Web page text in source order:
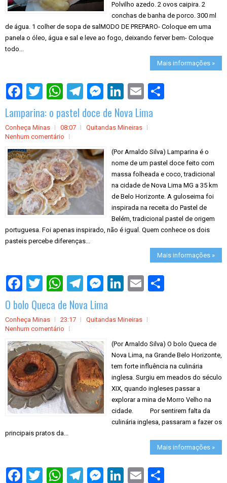
Polvilho azedo. 2 ovos caipira. 2
conchas de banha de porco. 300 ml
de água. 1 colher de sopa de salMODO DE PREPARO- Coloque em uma
panela o óleo, água e sal e leve ao fogo, deixando ferver bem- Coloque
todo...
Mais informações »
Lamparina: o pastel doce de Nova Lima
Conheça Minas 08:07
Quitandas Mineiras
Nenhum comentário
(Por Arnaldo Silva) Lamparina é o
nome de um pastel doce feito com
massa folheada e coco, tradicional
na cidade de Nova Lima MG a 35 km
de Belo Horizonte. A guloseima foi
inspirada na receita do Pastel de
Belém, tradicional pastel de origem
portuguesa. Foi apenas inspirado, não é igual. Quem conhece os dois
pasteis percebe diferenças...
Mais informações »
O bolo Queca de Nova Lima
Conheça Minas 23:17
Quitandas Mineiras
Nenhum comentário
(Por Arnaldo Silva) O bolo Queca de
Nova Lima, na Grande Belo Horizonte,
tem forte influência na culinária
inglesa. Surgiu em meados do século
XIX, quando ingleses passar a
explorar a mina de Morro Velho na
cidade. Por sentirem falta da
culinária inglesa, passaram a fazer os
principais pratos da...
Mais informações »